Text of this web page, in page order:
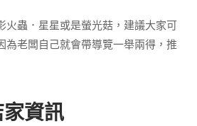
火蟲．星星或是螢光菇，建議大家可
為老闆自己就會帶導覽一舉兩得，推
資訊